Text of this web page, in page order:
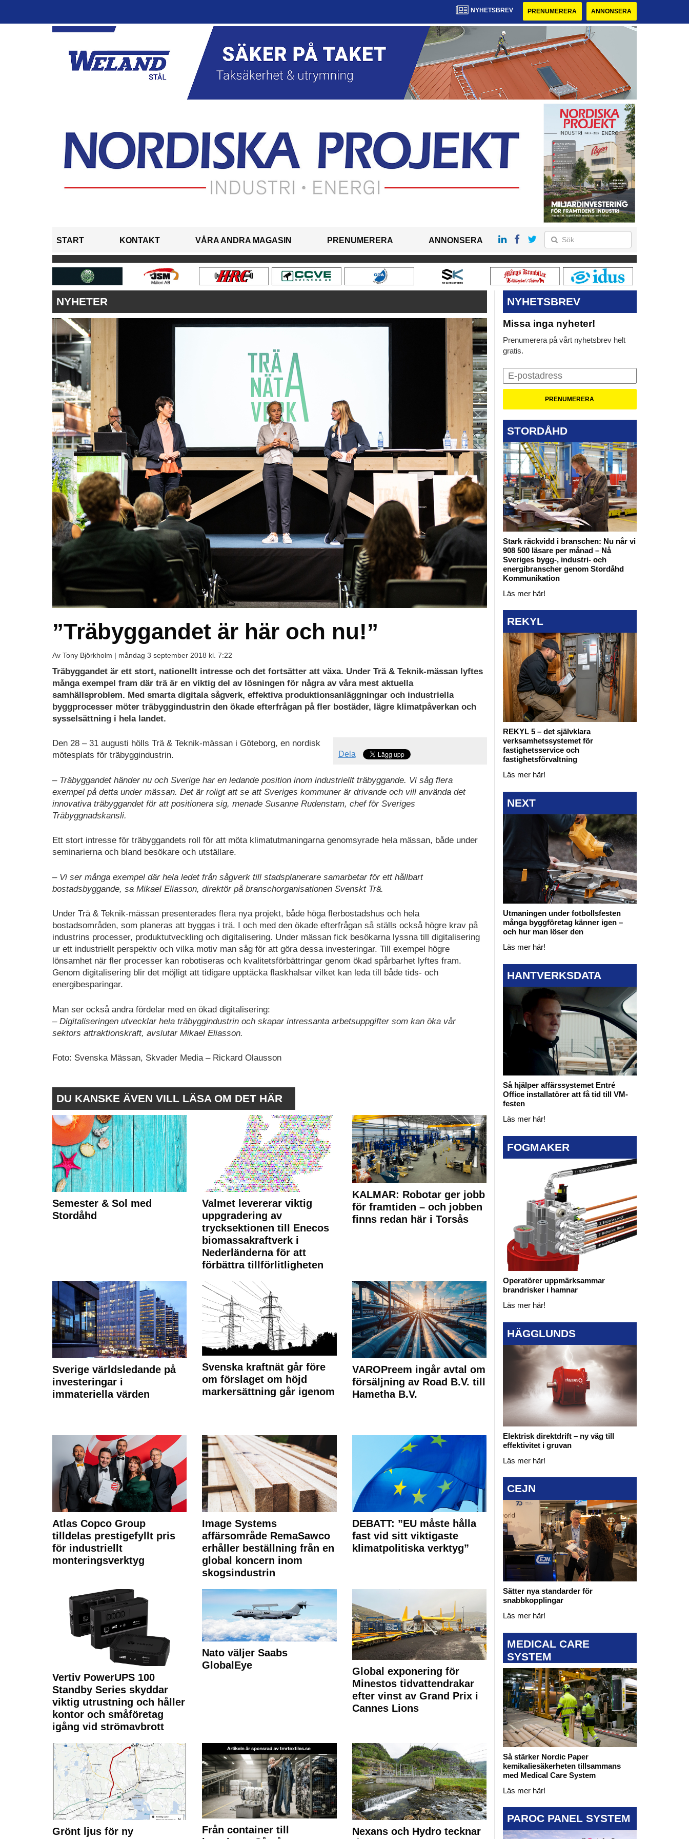
NYHETSBREV PRENUMERERA ANNONSERA
START KONTAKT VÅRA ANDRA MAGASIN PRENUMERERA ANNONSERA
NYHETER
”Träbyggandet är här och nu!”
Av Tony Björkholm | måndag 3 september 2018 kl. 7:22
Träbyggandet är ett stort, nationellt intresse och det fortsätter att växa. Under Trä & Teknik-mässan lyftes
många exempel fram där trä är en viktig del av lösningen för några av våra mest aktuella
samhällsproblem. Med smarta digitala sågverk, effektiva produktionsanläggningar och industriella
byggprocesser möter träbyggindustrin den ökade efterfrågan på fler bostäder, lägre klimatpåverkan och
sysselsättning i hela landet.
Dela
Den 28 – 31 augusti hölls Trä & Teknik-mässan i Göteborg, en nordisk
mötesplats för träbyggindustrin.
– Träbyggandet händer nu och Sverige har en ledande position inom industriellt träbyggande. Vi såg flera
exempel på detta under mässan. Det är roligt att se att Sveriges kommuner är drivande och vill använda det
innovativa träbyggandet för att positionera sig, menade Susanne Rudenstam, chef för Sveriges
Träbyggnadskansli.
Ett stort intresse för träbyggandets roll för att möta klimatutmaningarna genomsyrade hela mässan, både under
seminarierna och bland besökare och utställare.
– Vi ser många exempel där hela ledet från sågverk till stadsplanerare samarbetar för ett hållbart
bostadsbyggande, sa Mikael Eliasson, direktör på branschorganisationen Svenskt Trä.
Under Trä & Teknik-mässan presenterades flera nya projekt, både höga flerbostadshus och hela
bostadsområden, som planeras att byggas i trä. I och med den ökade efterfrågan så ställs också högre krav på
industrins processer, produktutveckling och digitalisering. Under mässan fick besökarna lyssna till digitalisering
ur ett industriellt perspektiv och vilka motiv man såg för att göra dessa investeringar. Till exempel högre
lönsamhet när fler processer kan robotiseras och kvalitetsförbättringar genom ökad spårbarhet lyftes fram.
Genom digitalisering blir det möjligt att tidigare upptäcka flaskhalsar vilket kan leda till både tids- och
energibesparingar.
Man ser också andra fördelar med en ökad digitalisering:
– Digitaliseringen utvecklar hela träbyggindustrin och skapar intressanta arbetsuppgifter som kan öka vår
sektors attraktionskraft, avslutar Mikael Eliasson.
Foto: Svenska Mässan, Skvader Media – Rickard Olausson
DU KANSKE ÄVEN VILL LÄSA OM DET HÄR
Semester & Sol med
Stordåhd
Valmet levererar viktig
uppgradering av
trycksektionen till Enecos
biomassakraftverk i
Nederländerna för att
förbättra tillförlitligheten
KALMAR: Robotar ger jobb
för framtiden – och jobben
finns redan här i Torsås
Sverige världsledande på
investeringar i
immateriella värden
Svenska kraftnät går före
om förslaget om höjd
markersättning går igenom
VAROPreem ingår avtal om
försäljning av Road B.V. till
Hametha B.V.
Atlas Copco Group
tilldelas prestigefyllt pris
för industriellt
monteringsverktyg
Image Systems
affärsområde RemaSawco
erhåller beställning från en
global koncern inom
skogsindustrin
DEBATT: ”EU måste hålla
fast vid sitt viktigaste
klimatpolitiska verktyg”
Vertiv PowerUPS 100
Standby Series skyddar
viktig utrustning och håller
kontor och småföretag
igång vid strömavbrott
Nato väljer Saabs
GlobalEye
Global exponering för
Minestos tidvattendrakar
efter vinst av Grand Prix i
Cannes Lions
Grönt ljus för ny
Från container till
Nexans och Hydro tecknar
NYHETSBREV
Missa inga nyheter!
Prenumerera på vårt nyhetsbrev helt
gratis.
STORDÅHD
Stark räckvidd i branschen: Nu når vi
908 500 läsare per månad – Nå
Sveriges bygg-, industri- och
energibranscher genom Stordåhd
Kommunikation
Läs mer här!
REKYL
REKYL 5 – det självklara
verksamhetssystemet för
fastighetsservice och
fastighetsförvaltning
Läs mer här!
NEXT
Utmaningen under fotbollsfesten
många byggföretag känner igen –
och hur man löser den
Läs mer här!
HANTVERKSDATA
Så hjälper affärssystemet Entré
Office installatörer att få tid till VM-
festen
Läs mer här!
FOGMAKER
Operatörer uppmärksammar
brandrisker i hamnar
Läs mer här!
HÄGGLUNDS
Elektrisk direktdrift – ny väg till
effektivitet i gruvan
Läs mer här!
CEJN
Sätter nya standarder för
snabbkopplingar
Läs mer här!
MEDICAL CARE
SYSTEM
Så stärker Nordic Paper
kemikaliesäkerheten tillsammans
med Medical Care System
Läs mer här!
PAROC PANEL SYSTEM